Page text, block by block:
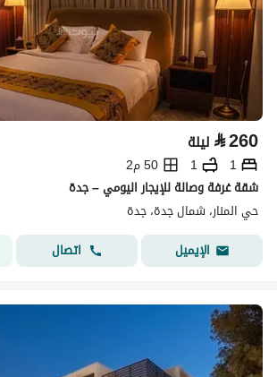
⃁260 ليلة
1
1
50 م2
شقة غرفة وصالة للإيجار اليومي – جدة
حي المنار، شمال جدة، جدة
الإيميل
اتصال